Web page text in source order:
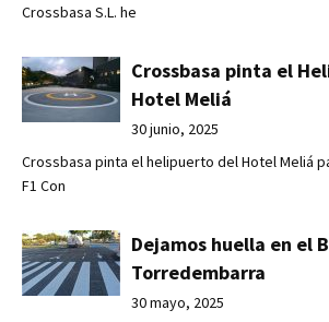
Crossbasa S.L. he
Crossbasa pinta el
Hotel Meliá
30 junio, 2025
Crossbasa pinta el helipuerto del Hotel Meliá
F1 Con
Dejamos huella en el
Torredembarra
30 mayo, 2025